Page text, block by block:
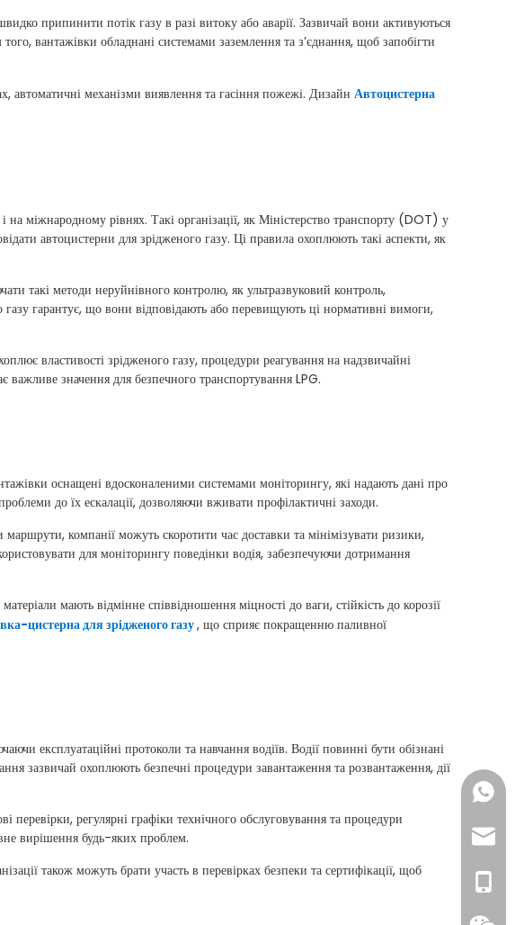
припинити потік газу в разі витоку або аварії. Зазвичай вони активуються
вантажівки обладнані системами заземлення та з’єднання, щоб запобігти
автоматичні механізми виявлення та гасіння пожежі. Дизайн Автоцистерна
міжнародному рівнях. Такі організації, як Міністерство транспорту (DOT) у
автоцистерни для зрідженого газу. Ці правила охоплюють такі аспекти, як
такі методи неруйнівного контролю, як ультразвуковий контроль,
газу гарантує, що вони відповідають або перевищують ці нормативні вимоги,
властивості зрідженого газу, процедури реагування на надзвичайні
важливе значення для безпечного транспортування LPG.
оснащені вдосконаленими системами моніторингу, які надають дані про
до їх ескалації, дозволяючи вживати профілактичні заходи.
компанії можуть скоротити час доставки та мінімізувати ризики,
для моніторингу поведінки водія, забезпечуючи дотримання
мають відмінне співвідношення міцності до ваги, стійкість до корозії
цистерна для зрідженого газу, що сприяє покращенню паливної
експлуатаційні протоколи та навчання водіїв. Водії повинні бути обізнані
зазвичай охоплюють безпечні процедури завантаження та розвантаження, дії
регулярні графіки технічного обслуговування та процедури
вирішення будь-яких проблем.
також можуть брати участь в перевірках безпеки та сертифікації, щоб
+86-